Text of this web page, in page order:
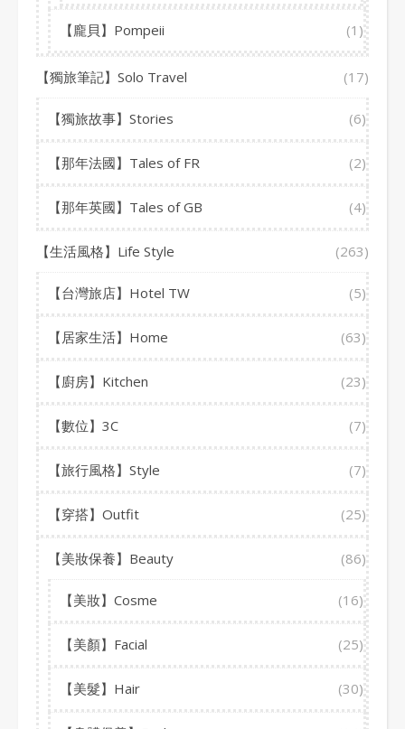
【龐貝】Pompeii (1)
【獨旅筆記】Solo Travel (17)
【獨旅故事】Stories (6)
【那年法國】Tales of FR (2)
【那年英國】Tales of GB (4)
【生活風格】Life Style (263)
【台灣旅店】Hotel TW (5)
【居家生活】Home (63)
【廚房】Kitchen (23)
【數位】3C (7)
【旅行風格】Style (7)
【穿搭】Outfit (25)
【美妝保養】Beauty (86)
【美妝】Cosme (16)
【美顏】Facial (25)
【美髮】Hair (30)